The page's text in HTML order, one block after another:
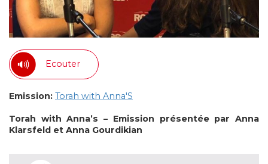
Ecouter
Emission: Torah with Anna'S
Torah with Anna’s – Emission présentée par Anna
Klarsfeld et Anna Gourdikian